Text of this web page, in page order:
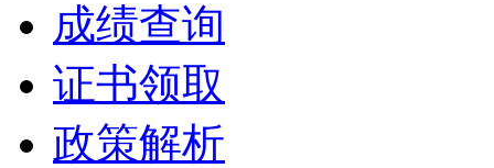
成绩查询
证书领取
政策解析